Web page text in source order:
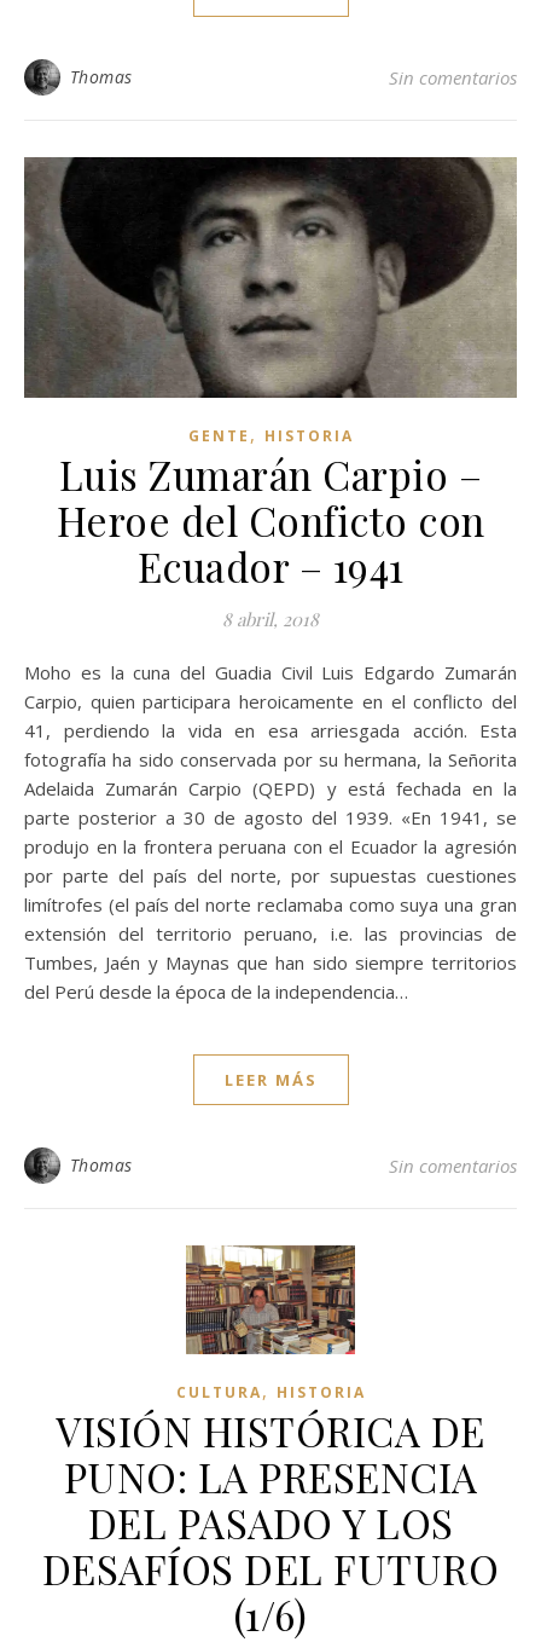
Thomas Sin comentarios
GENTE , HISTORIA
Luis Zumarán Carpio –
Heroe del Conficto con
Ecuador – 1941
8 abril, 2018
Moho es la cuna del Guadia Civil Luis Edgardo Zumarán
Carpio, quien participara heroicamente en el conflicto del
41, perdiendo la vida en esa arriesgada acción. Esta
fotografía ha sido conservada por su hermana, la Señorita
Adelaida Zumarán Carpio (QEPD) y está fechada en la
parte posterior a 30 de agosto del 1939. «En 1941, se
produjo en la frontera peruana con el Ecuador la agresión
por parte del país del norte, por supuestas cuestiones
limítrofes (el país del norte reclamaba como suya una gran
extensión del territorio peruano, i.e. las provincias de
Tumbes, Jaén y Maynas que han sido siempre territorios
del Perú desde la época de la independencia…
LEER MÁS
Thomas Sin comentarios
CULTURA, HISTORIA
VISIÓN HISTÓRICA DE
PUNO: LA PRESENCIA
DEL PASADO Y LOS
DESAFÍOS DEL FUTURO
(1/6)